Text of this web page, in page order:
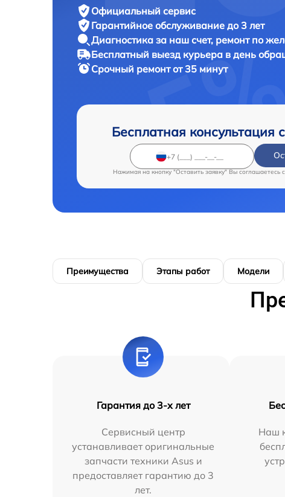
Официальный сервис
Гарантийное обслуживание до 3 лет
Диагностика за наш счет, ремонт по
Бесплатный выезд курьера в день
Срочный ремонтот 35 минут
Бесплатная консультация
Нажимая на кнопку "Оставить заявку" Вы соглашаетесь c
Преимущества Этапы работ Модели
Гарантия до 3-х лет
Сервисный центр
устанавливает оригинальные
запчасти техники Asus и
предоставляет гарантию до 3
лет.
Наш